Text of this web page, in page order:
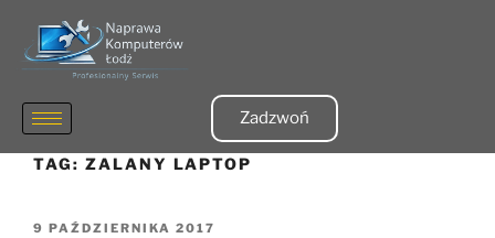
Zadzwoń
TAG: ZALANY LAPTOP
9 PAŹDZIERNIKA 2017